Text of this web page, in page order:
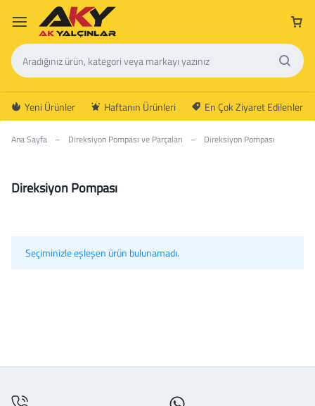
Yeni Ürünler Haftanın Ürünleri En Çok Ziyaret Edilenler
Ana Sayfa – Direksiyon Pompası ve Parçaları – Direksiyon Pompası
Direksiyon Pompası
Seçiminizle eşleşen ürün bulunamadı.